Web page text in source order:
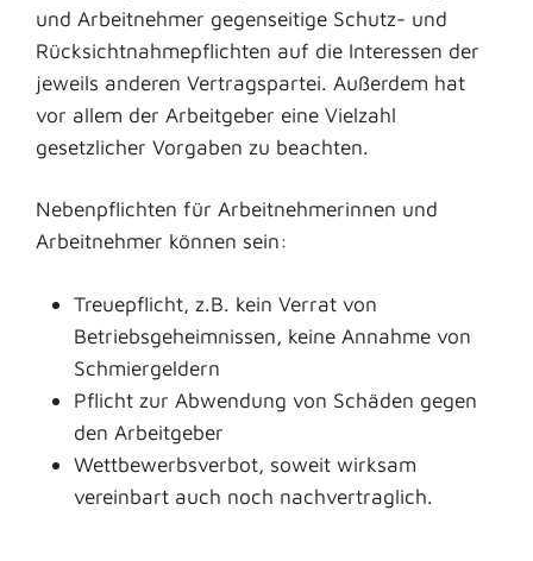
und Arbeitnehmer gegenseitige Schutz- und
Rücksichtnahmepflichten auf die Interessen der
jeweils anderen Vertragspartei. Außerdem hat
vor allem der Arbeitgeber eine Vielzahl
gesetzlicher Vorgaben zu beachten.
Nebenpflichten für Arbeitnehmerinnen und
Arbeitnehmer können sein:
Treuepflicht, z.B. kein Verrat von
Betriebsgeheimnissen, keine Annahme von
Schmiergeldern
Pflicht zur Abwendung von Schäden gegen
den Arbeitgeber
Wettbewerbsverbot, soweit wirksam
vereinbart auch noch nachvertraglich.